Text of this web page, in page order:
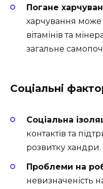
Погане
харчування
вітамінів та
загальне
Соціальні
Соціальна
контактів та
розвитку хандри.
Проблеми на
невизначеність